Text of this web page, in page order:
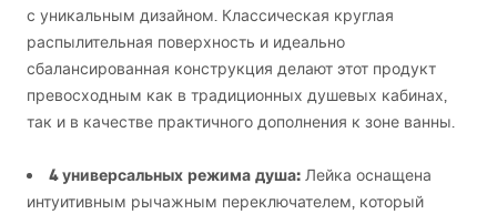
с уникальным дизайном. Классическая круглая
распылительная поверхность и идеально
сбалансированная конструкция делают этот продукт
превосходным как в традиционных душевых кабинах,
так и в качестве практичного дополнения к зоне ванны.
4 универсальных режима душа: Лейка оснащена
интуитивным рычажным переключателем, который